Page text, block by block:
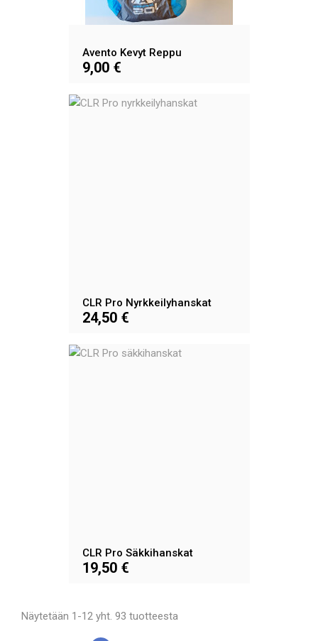
Avento Kevyt Reppu
9,00 €
CLR Pro Nyrkkeilyhanskat
24,50 €
CLR Pro Säkkihanskat
19,50 €
Näytetään 1-12 yht. 93 tuotteesta